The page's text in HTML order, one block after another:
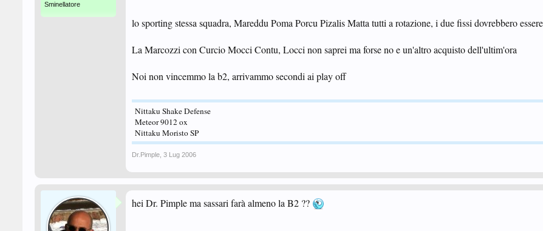
Sminellatore
lo sporting stessa squadra, Mareddu Poma Porcu Pizalis Matta tutti a rotazione, i due fissi dovrebbero
La Marcozzi con Curcio Mocci Contu, Locci non saprei ma forse no e un'altro acquisto dell'ultim'ora
Noi non vincemmo la b2, arrivammo secondi ai play off
Nittaku Shake Defense
Meteor 9012 ox
Nittaku Moristo SP
Dr.Pimple 3 Lug 2006
hei Dr. Pimple ma sassari farà almeno la B2 ??